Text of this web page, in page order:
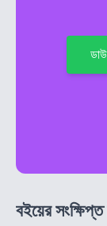
বইয়ের সংক্ষিপ্ত